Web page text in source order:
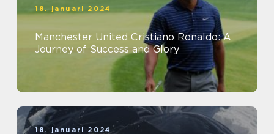
18. januari 2024
Manchester United Cristiano Ronaldo: A
Journey of Success and Glory
18. januari 2024